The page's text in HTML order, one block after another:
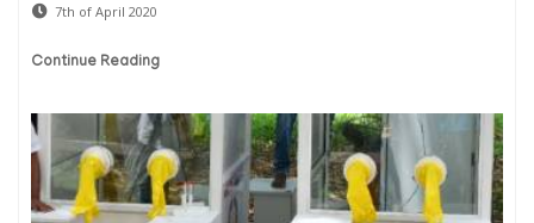
7th of April 2020
Continue Reading